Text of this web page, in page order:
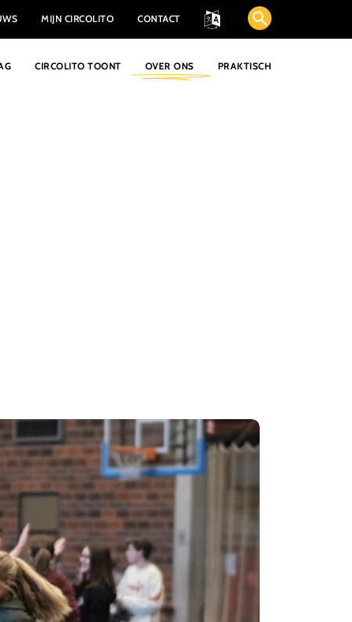
MIJN CIRCOLITO CONTACT
CIRCOLITO TOONT OVER ONS PRAKTISCH